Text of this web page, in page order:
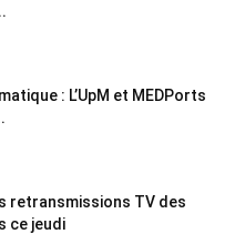
: L’UpM et MEDPorts
retransmissions TV des
ce jeudi